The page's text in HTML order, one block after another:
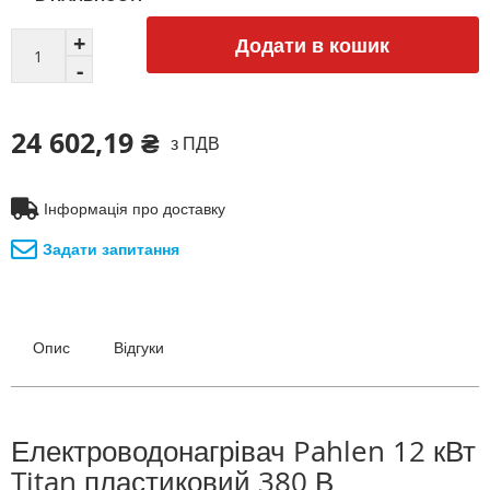
Додати в кошик
24 602,19 ₴ з ПДВ
Інформація про доставку
Задати запитання
Опис Відгуки
Електроводонагрівач Pahlen 12 кВт
Titan пластиковий 380 В